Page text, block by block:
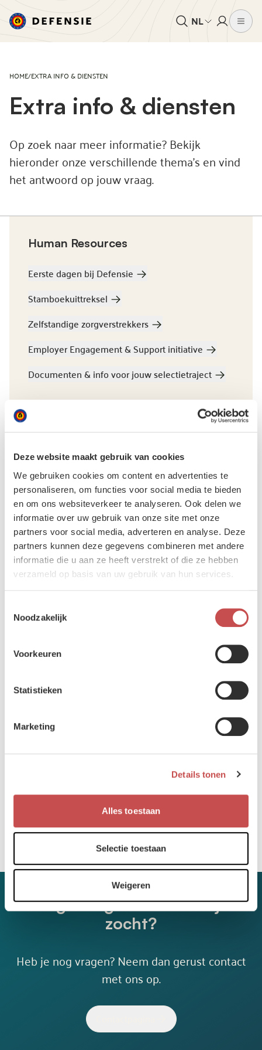
Deze website maakt gebruik van cookies
We gebruiken cookies om content en advertenties te
personaliseren, om functies voor social media te bieden
en om ons websiteverkeer te analyseren. Ook delen we
informatie over uw gebruik van onze site met onze
partners voor social media, adverteren en analyse. Deze
partners kunnen deze gegevens combineren met andere
informatie die u aan ze heeft verstrekt of die ze hebben
verzameld op basis van uw gebruik van hun services.
Noodzakelijk
Voorkeuren
Statistieken
Marketing
Details tonen
Alles toestaan
Selectie toestaan
Weigeren
NL
HOME/EXTRA INFO & DIENSTEN
Extra info & diensten
Op zoek naar meer informatie? Bekijk
hieronder onze verschillende thema’s en vind
het antwoord op jouw vraag.
Human Resources
Eerste dagen bij Defensie
Stamboekuittreksel
Zelfstandige zorgverstrekkers
Employer Engagement & Support initiative
Documenten & info voor jouw selectietraject
Verkoop van materieel
Verhuur van terreinen en infrastructuur
E-Procurement
Transportaanvraag met humanitair karakter
Air
Hantering van drones
Belgian Military Airworthiness Authority (BMAA)
Overige
Toegankelijkheidsverklaring
Nog niet gevonden wat je
zocht?
Heb je nog vragen? Neem dan gerust contact
met ons op.